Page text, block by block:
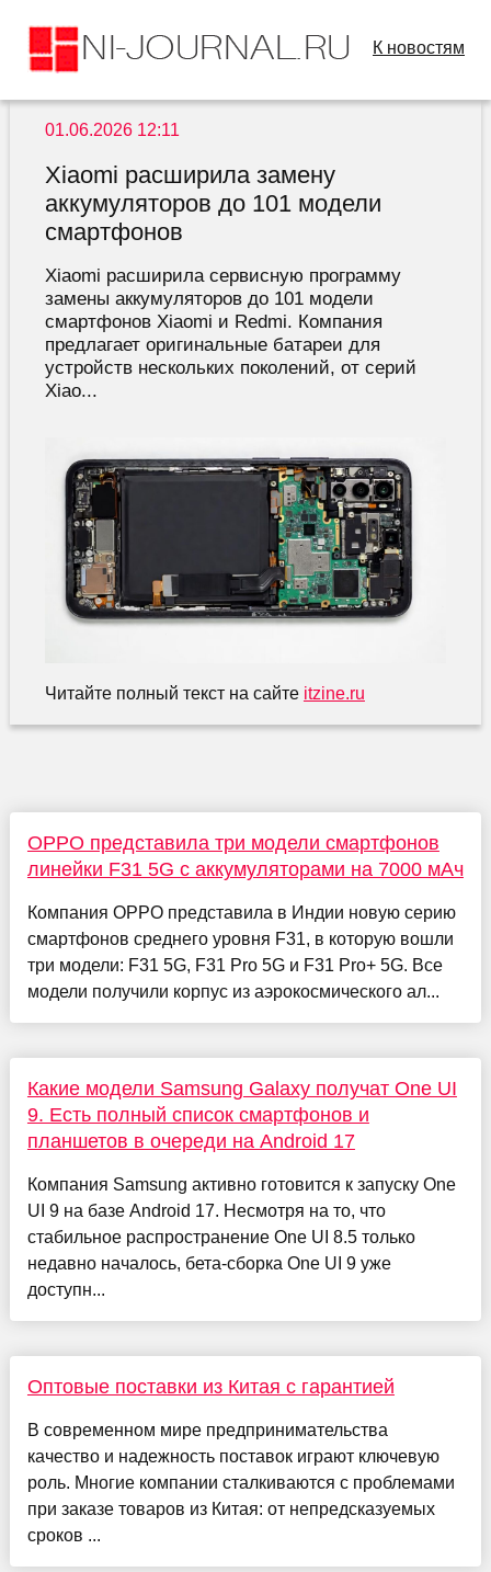
К новостям
01.06.2026 12:11
Xiaomi расширила замену
аккумуляторов до 101 модели
смартфонов
Xiaomi расширила сервисную программу
замены аккумуляторов до 101 модели
смартфонов Xiaomi и Redmi. Компания
предлагает оригинальные батареи для
устройств нескольких поколений, от серий
Xiao...
Читайте полный текст на сайте itzine.ru
OPPO представила три модели смартфонов
линейки F31 5G с аккумуляторами на 7000 мАч
Компания OPPO представила в Индии новую серию
смартфонов среднего уровня F31, в которую вошли
три модели: F31 5G, F31 Pro 5G и F31 Pro+ 5G. Все
модели получили корпус из аэрокосмического ал...
Какие модели Samsung Galaxy получат One UI
9. Есть полный список смартфонов и
планшетов в очереди на Android 17
Компания Samsung активно готовится к запуску One
UI 9 на базе Android 17. Несмотря на то, что
стабильное распространение One UI 8.5 только
недавно началось, бета-сборка One UI 9 уже
доступн...
Оптовые поставки из Китая с гарантией
В современном мире предпринимательства
качество и надежность поставок играют ключевую
роль. Многие компании сталкиваются с проблемами
при заказе товаров из Китая: от непредсказуемых
сроков ...